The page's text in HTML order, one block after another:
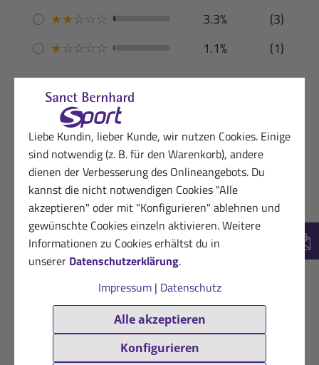
Liebe Kundin, lieber Kunde, wir nutzen Cookies. Einige
sind notwendig (z. B. für den Warenkorb), andere
dienen der Verbesserung des Onlineangebots. Du
kannst die nicht notwendigen Cookies "Alle
akzeptieren" oder mit "Konfigurieren" ablehnen und
gewünschte Cookies einzeln aktivieren. Weitere
Informationen zu Cookies erhältst du in
unserer Datenschutzerklärung.
Impressum| Datenschutz
Alle akzeptieren
Konfigurieren
★★☆☆☆ 3.3%
(3)
★☆☆☆☆ 1.1% (1)
26.05.2026
Kundin von Sanct Bernhard Sport
★★★☆☆
Geschmack - Zucker !? Nach langen Radtouren
VERIFIZIERT Hilfreich? (0)
31.03.2026
Dankbarer Kunde
★★★★★